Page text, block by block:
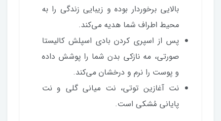
بالایی برخوردار بوده و زیبایی زندگی را به
محیط اطراف شما هدیه می‌کند.
پس از اسپری کردن بادی اسپلش کالیستا
صورتی، مه نازکی بدن شما را پوشش داده
و پوست را نرم و درخشان می‌کند.
نت آغازین توتی، نت میانی گلی و نت
پایانی مُشکی است.